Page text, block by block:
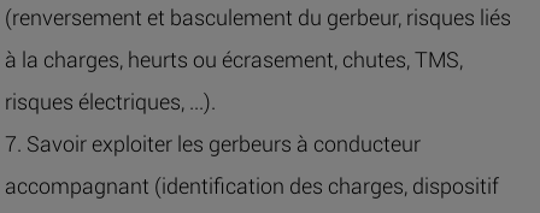
(renversement et basculement du gerbeur, risques liés
à la charges, heurts ou écrasement, chutes, TMS,
risques électriques, ...).
7. Savoir exploiter les gerbeurs à conducteur
accompagnant (identification des charges, dispositif